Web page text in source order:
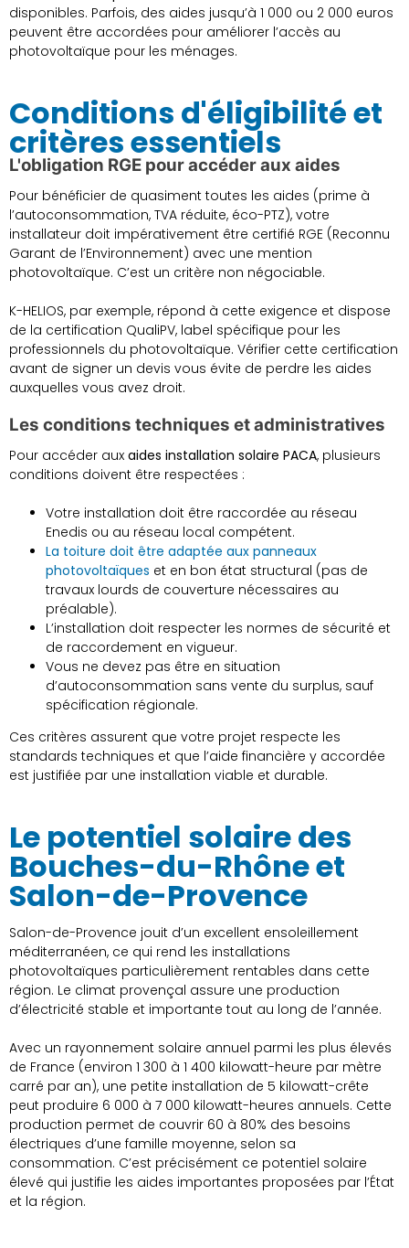
disponibles. Parfois, des aides jusqu’à 1 000 ou 2 000 euros
peuvent être accordées pour améliorer l’accès au
photovoltaïque pour les ménages.
Conditions d'éligibilité et
critères essentiels
L'obligation RGE pour accéder aux aides
Pour bénéficier de quasiment toutes les aides (prime à
l’autoconsommation, TVA réduite, éco-PTZ), votre
installateur doit impérativement être certifié RGE (Reconnu
Garant de l’Environnement) avec une mention
photovoltaïque. C’est un critère non négociable.
K-HELIOS, par exemple, répond à cette exigence et dispose
de la certification QualiPV, label spécifique pour les
professionnels du photovoltaïque. Vérifier cette certification
avant de signer un devis vous évite de perdre les aides
auxquelles vous avez droit.
Les conditions techniques et administratives
Pour accéder aux aides installation solaire PACA, plusieurs
conditions doivent être respectées :
Votre installation doit être raccordée au réseau
Enedis ou au réseau local compétent.
La toiture doit être adaptée aux panneaux
photovoltaïques et en bon état structural (pas de
travaux lourds de couverture nécessaires au
préalable).
L’installation doit respecter les normes de sécurité et
de raccordement en vigueur.
Vous ne devez pas être en situation
d’autoconsommation sans vente du surplus, sauf
spécification régionale.
Ces critères assurent que votre projet respecte les
standards techniques et que l’aide financière y accordée
est justifiée par une installation viable et durable.
Le potentiel solaire des
Bouches-du-Rhône et
Salon-de-Provence
Salon-de-Provence jouit d’un excellent ensoleillement
méditerranéen, ce qui rend les installations
photovoltaïques particulièrement rentables dans cette
région. Le climat provençal assure une production
d’électricité stable et importante tout au long de l’année.
Avec un rayonnement solaire annuel parmi les plus élevés
de France (environ 1 300 à 1 400 kilowatt-heure par mètre
carré par an), une petite installation de 5 kilowatt-crête
peut produire 6 000 à 7 000 kilowatt-heures annuels. Cette
production permet de couvrir 60 à 80% des besoins
électriques d’une famille moyenne, selon sa
consommation. C’est précisément ce potentiel solaire
élevé qui justifie les aides importantes proposées par l’État
et la région.